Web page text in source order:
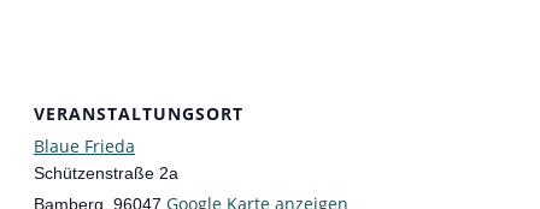
VERANSTALTUNGSORT
Blaue Frieda
Schützenstraße 2a
Bamberg 96047 Google Karte anzeigen